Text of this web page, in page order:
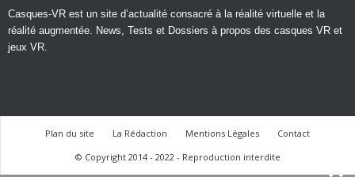
Casques-VR est un site d’actualité consacré à la réalité virtuelle et la
réalité augmentée. News, Tests et Dossiers à propos des casques VR et
jeux VR.
Plan du site La Rédaction Mentions Légales
Contact
© Copyright 2014 - 2022 - Reproduction interdite